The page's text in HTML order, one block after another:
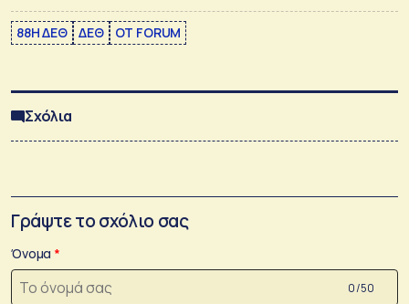
88Η ΔΕΘ ΔΕΘ ΟΤ FORUM
Σχόλια
Γράψτε το σχόλιο σας
Όνομα
0 /50